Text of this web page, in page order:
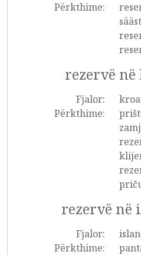
Përkthime:
rezervë
Fjalor:
Përkthime:
rezervë në
Fjalor:
Përkthime: